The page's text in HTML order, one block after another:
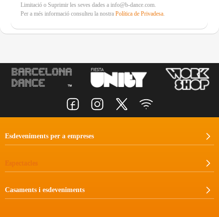
Limitació o Suprimir les seves dades a info@b-dance.com.
Per a més informació consulteu la nostraPolítica de Privadesa
Esdeveniments per a empreses
Casaments i esdeveniments